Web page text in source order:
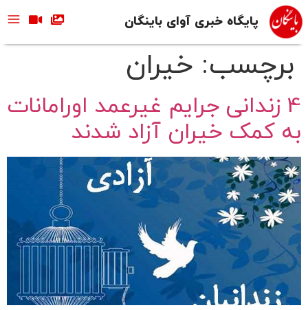
پایگاه خبری آوای باینگان
برچسب: خیران
4 زندانی جرایم غیرعمد اورامانات
به کمک خیران آزاد شدند